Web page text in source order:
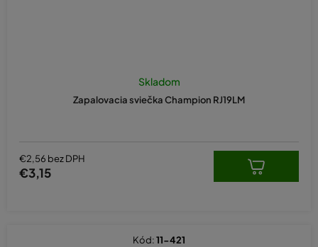
Zapalovacia sviečka Champion RJ19LM
Skladom
€2,56 bez DPH
€3,15
Kód:11-421